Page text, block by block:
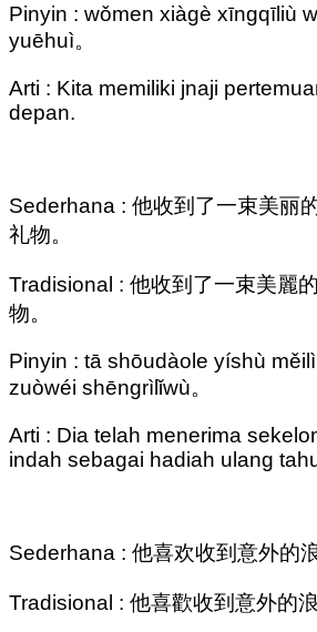
Pinyin : wǒmen xiàgè xīngqīliù
yuēhuì。
Arti : Kita memiliki jnaji
depan.
Sederhana : 他收到了一束美丽
礼物。
Tradisional : 他收到了一束美麗
物。
Pinyin : tā shōudàole yíshù
zuòwéi shēngrìlǐwù。
Arti : Dia telah menerima
indah sebagai hadiah ulang
Sederhana : 他喜欢收到意外的
Tradisional : 他喜歡收到意外的浪